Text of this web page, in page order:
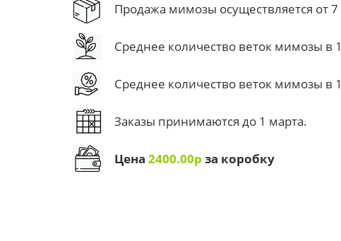
Продажа мимозы осуществляется от 7
Среднее количество веток мимозы в
Среднее количество веток мимозы в
Заказы принимаются до 1 марта.
Цена 2400.00р за коробку